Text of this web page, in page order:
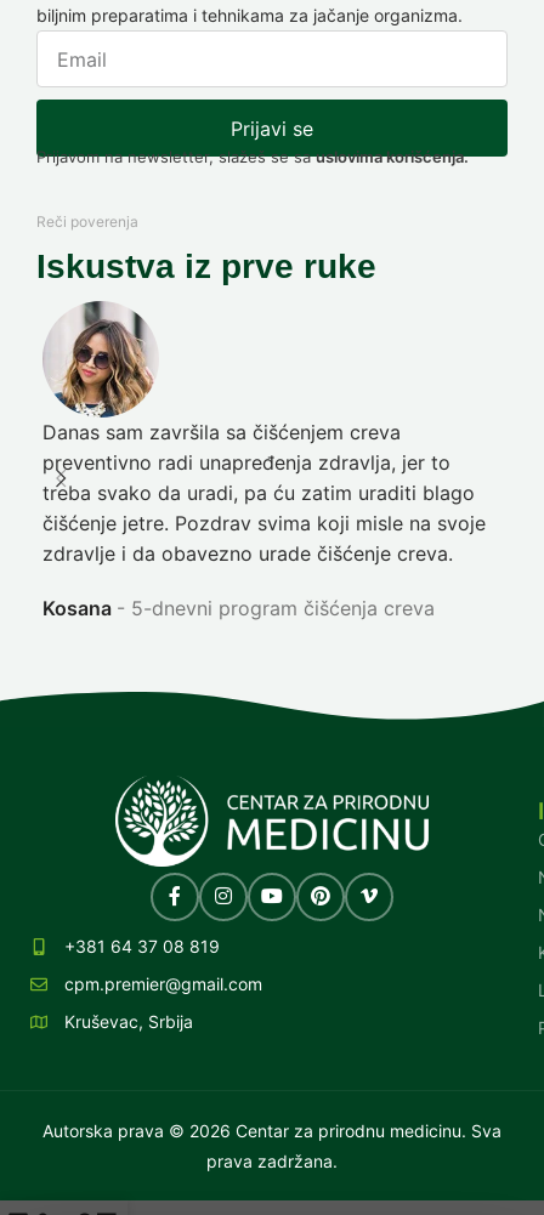
biljnim preparatima i tehnikama za jačanje organizma.
Prijavi se
Prijavom na newsletter, slažeš se sauslovima korišćenja.
Reči poverenja
Iskustva iz prve ruke
Danas sam završila sa čišćenjem creva
preventivno radi unapređenja zdravlja, jer to
treba svako da uradi, pa ću zatim uraditi blago
čišćenje jetre. Pozdrav svima koji misle na svoje
zdravlje i da obavezno urade čišćenje creva.
Kosana 5-dnevni program čišćenja creva
+381 64 37 08 819
cpm.premier@gmail.com
Kruševac, Srbija
Autorska prava © 2026 Centar za prirodnu medicinu. Sva
prava zadržana.